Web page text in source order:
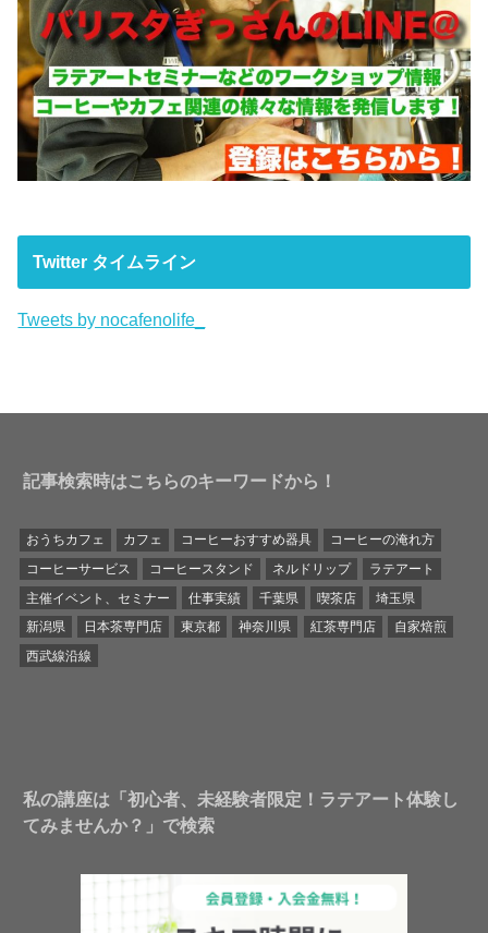
Twitter タイムライン
Tweets by nocafenolife_
記事検索時はこちらのキーワードから！
おうちカフェ カフェ コーヒーおすすめ器具
コーヒーの淹れ方
コーヒーサービス
コーヒースタンド ネルドリップ
ラテアート
主催イベント、セミナー
仕事実績 千葉県 喫茶店
埼玉県
新潟県
日本茶専門店 東京都 神奈川県 紅茶専門店
自家焙煎
西武線沿線
私の講座は「初心者、未経験者限定！ラテアート体験し
てみませんか？」で検索